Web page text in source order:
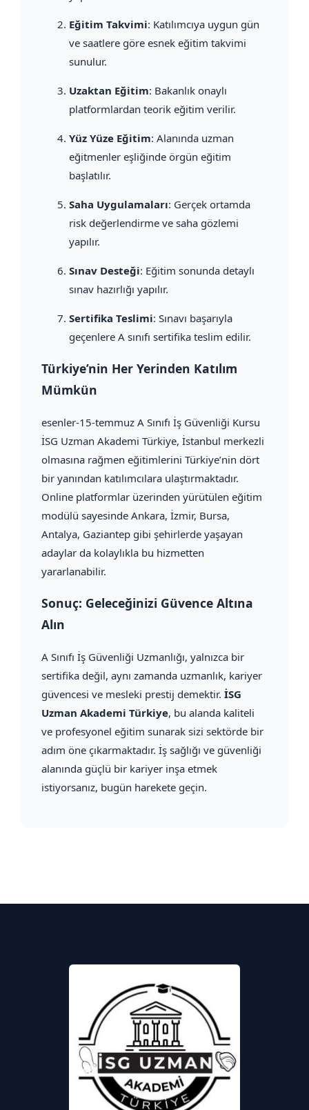
Eğitim Takvimi: Katılımcıya uygun gün
ve saatlere göre esnek eğitim takvimi
sunulur.
Uzaktan Eğitim: Bakanlık onaylı
platformlardan teorik eğitim verilir.
Yüz Yüze Eğitim: Alanında uzman
eğitmenler eşliğinde örgün eğitim
başlatılır.
Saha Uygulamaları: Gerçek ortamda
risk değerlendirme ve saha gözlemi
yapılır.
Sınav Desteği: Eğitim sonunda detaylı
sınav hazırlığı yapılır.
Sertifika Teslimi: Sınavı başarıyla
geçenlere A sınıfı sertifika teslim edilir.
Türkiye’nin Her Yerinden Katılım
Mümkün
esenler-15-temmuz A Sınıfı İş Güvenliği Kursu
İSG Uzman Akademi Türkiye, İstanbul merkezli
olmasına rağmen eğitimlerini Türkiye’nin dört
bir yanından katılımcılara ulaştırmaktadır.
Online platformlar üzerinden yürütülen eğitim
modülü sayesinde Ankara, İzmir, Bursa,
Antalya, Gaziantep gibi şehirlerde yaşayan
adaylar da kolaylıkla bu hizmetten
yararlanabilir.
Sonuç: Geleceğinizi Güvence Altına
Alın
A Sınıfı İş Güvenliği Uzmanlığı, yalnızca bir
sertifika değil, aynı zamanda uzmanlık, kariyer
güvencesi ve mesleki prestij demektir. İSG
Uzman Akademi Türkiye, bu alanda kaliteli
ve profesyonel eğitim sunarak sizi sektörde bir
adım öne çıkarmaktadır. İş sağlığı ve güvenliği
alanında güçlü bir kariyer inşa etmek
istiyorsanız, bugün harekete geçin.